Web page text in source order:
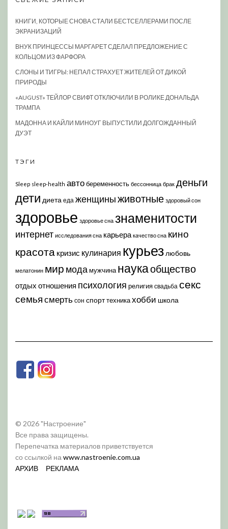
КНИГИ, КОТОРЫЕ СНОВА СТАЛИ БЕСТСЕЛЛЕРАМИ ПОСЛЕ
ЭКРАНИЗАЦИЙ
ВНУК ПРИНЦЕССЫ МАРГАРЕТ СДЕЛАЛ ПРЕДЛОЖЕНИЕ С
КОЛЬЦОМ ИЗ ФАРФОРА
СЛОНЫ И ТИГРЫ: НЕПАЛ СТРАХУЕТ ЖИТЕЛЕЙ ОТ ДИКОЙ
ПРИРОДЫ
«AUGUST» ТЕЙЛОР СВИФТ ОТКЛЮЧИЛИ В РОЛИКЕ ДОНАЛЬДА
ТРАМПА
МАДОННА И КАЙЛИ МИНОУГ ВЫПУСТИЛИ ДОЛГОЖДАННЫЙ
ДУЭТ
ТЭГИ
Sleep sleep-health автобеременность бессонница брак деньги
дети диета еда женщиныживотные здоровый сон
здоровье здоровье сна знаменитости
интернет исследования сна карьера качество сна кино
красота кризис кулинария курьез любовь
мелатонин мир модамужчина наукаобщество
отдых отношения психология религия свадьба секс
семья смерть сон спорттехникахобби школа
© 2026 "Настроение"
Все права защищены.
Перепечатка материалов приветствуется
со ссылкой на www.nastroenie.com.ua
АРХИВ
РЕКЛАМА